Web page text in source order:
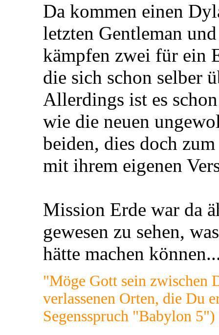
Da kommen einen
letzten Gentleman
kämpfen zwei für ein
die sich schon selber
Allerdings ist es
wie die neuen
beiden, dies doch
mit ihrem eigenen
Mission Erde war da
gewesen zu sehen,
hätte machen
"Möge Gott sein zwischen
verlassenen Orten, die Du
Segensspruch "Babylon 5")